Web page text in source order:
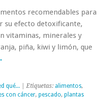
recomendables para
su efecto detoxificante,
vitaminas, minerales y
piña, kiwi y limón, que
qué...| Etiquetas: alimentos,
con cáncer, pescado, plantas